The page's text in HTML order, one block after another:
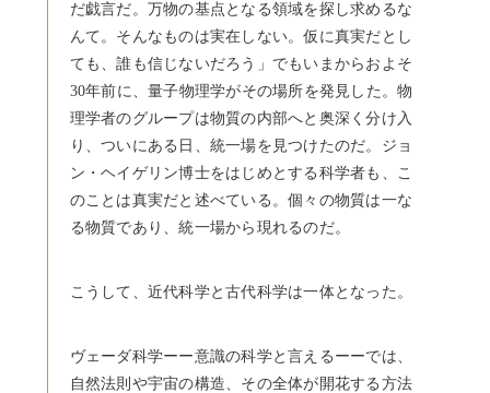
だ戯言だ。万物の基点となる領域を探し求めるな
んて。そんなものは実在しない。仮に真実だとし
ても、誰も信じないだろう」でもいまからおよそ
30年前に、量子物理学がその場所を発見した。物
理学者のグループは物質の内部へと奥深く分け入
り、ついにある日、統一場を見つけたのだ。ジョ
ン・ヘイゲリン博士をはじめとする科学者も、こ
のことは真実だと述べている。個々の物質は一な
る物質であり、統一場から現れるのだ。
こうして、近代科学と古代科学は一体となった。
ヴェーダ科学ーー意識の科学と言えるーーでは、
自然法則や宇宙の構造、その全体が開花する方法